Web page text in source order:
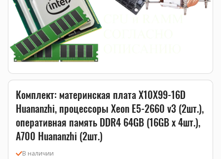
Комплект: материнская плата X10X99-16D
Huananzhi, процессоры Xeon E5-2660 v3 (2шт.),
оперативная память DDR4 64GB (16GB x 4шт.),
A700 Huananzhi (2шт.)
В наличии